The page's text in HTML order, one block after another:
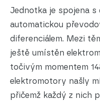
Jednotka je spojena
automatickou
diferenciálem. Mezi
ještě umístěn
točivým momentem
elektromotory našly
přičemž každý z nich